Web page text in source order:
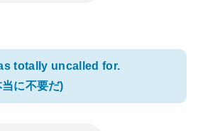
totally uncalled for.
に不要だ)